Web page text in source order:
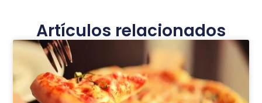
Artículos relacionados